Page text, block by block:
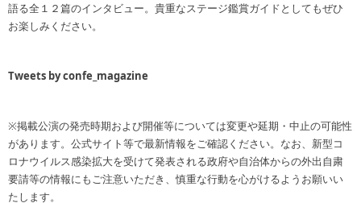
語る全１２篇のインタビュー。貴重なステージ鑑賞ガイドとしてもぜひ
お楽しみください。
Tweets by confe_magazine
※掲載公演の発売時期および開催等については変更や延期・中止の可能性
があります。公式サイト等で最新情報をご確認ください。なお、新型コ
ロナウイルス感染拡大を受けて発表される政府や自治体からの外出自粛
要請等の情報にもご注意いただき、慎重な行動を心がけるようお願いい
たします。